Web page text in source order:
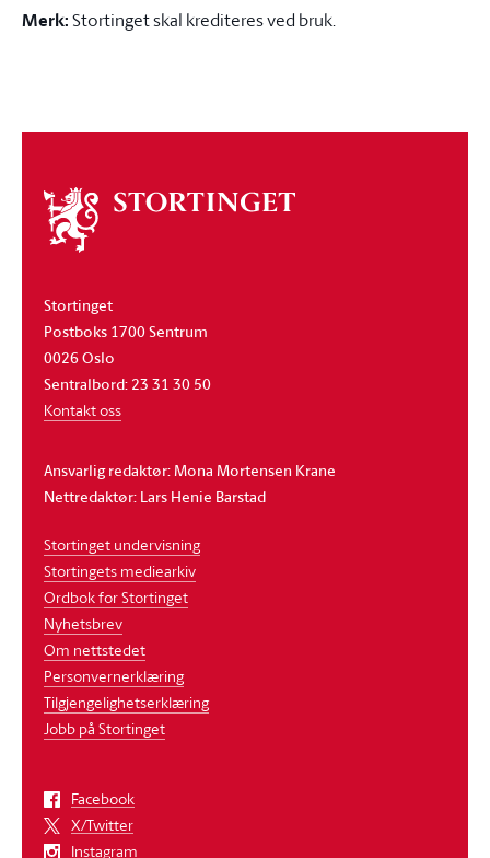
Merk:Stortinget skal krediteres ved bruk.
Om
stortinget
Stortinget
Postboks 1700 Sentrum
0026 Oslo
Sentralbord: 23 31 30 50
Kontakt oss
Ansvarlig redaktør: Mona Mortensen Krane
Nettredaktør: Lars Henie Barstad
Stortinget undervisning
Stortingets mediearkiv
Ordbok for Stortinget
Nyhetsbrev
Om nettstedet
Personvernerklæring
Tilgjengelighetserklæring
Jobb på Stortinget
Facebook
X/Twitter
Instagram